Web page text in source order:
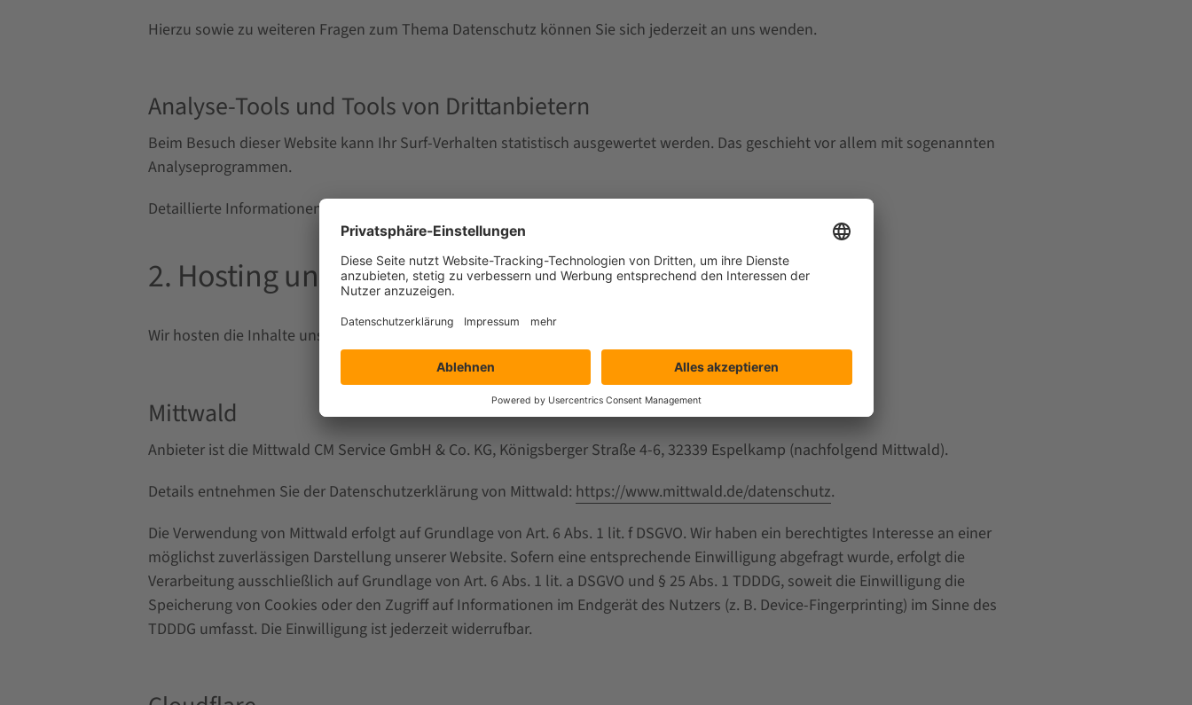
Hierzu sowie zu weiteren Fragen zum Thema Datenschutz können Sie sich jederzeit an uns wenden.
Analyse-Tools und Tools von Dritt­anbietern
Beim Besuch dieser Website kann Ihr Surf-Verhalten statistisch ausgewertet werden. Das geschieht vor allem mit sogenannten
Analyseprogrammen.
Detaillierte Informationen zu diesen Analyseprogrammen finden Sie in der folgenden Datenschutzerklärung.
2. Hosting und Content Delivery Networks (CDN)
Wir hosten die Inhalte unserer Website bei folgendem Anbieter:
Mittwald
Anbieter ist die Mittwald CM Service GmbH & Co. KG, Königsberger Straße 4-6, 32339 Espelkamp (nachfolgend Mittwald).
Details entnehmen Sie der Datenschutzerklärung von Mittwald: https://www.mittwald.de/datenschutz.
Die Verwendung von Mittwald erfolgt auf Grundlage von Art. 6 Abs. 1 lit. f DSGVO. Wir haben ein berechtigtes Interesse an einer
möglichst zuverlässigen Darstellung unserer Website. Sofern eine entsprechende Einwilligung abgefragt wurde, erfolgt die
Verarbeitung ausschließlich auf Grundlage von Art. 6 Abs. 1 lit. a DSGVO und § 25 Abs. 1 TDDDG, soweit die Einwilligung die
Speicherung von Cookies oder den Zugriff auf Informationen im Endgerät des Nutzers (z. B. Device-Fingerprinting) im Sinne des
TDDDG umfasst. Die Einwilligung ist jederzeit widerrufbar.